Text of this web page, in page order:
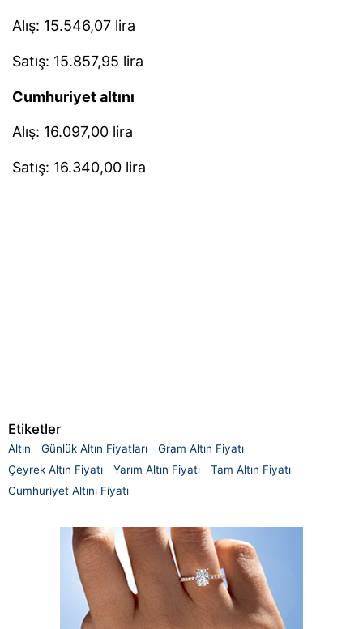
Alış: 15.546,07 lira
Satış: 15.857,95 lira
Cumhuriyet altını
Alış: 16.097,00 lira
Satış: 16.340,00 lira
Etiketler
Altın Günlük Altın Fiyatları
Gram Altın Fiyatı
Çeyrek Altın Fiyatı
Yarım Altın Fiyatı
Tam Altın Fiyatı
Cumhuriyet Altını Fiyatı